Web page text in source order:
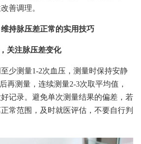
善调理。
持脉压差正常的实用技巧
关注脉压差变化
少测量1-2次血压，测量时保持安静
再测量，连续测量2-3次取平均值，
记录。避免单次测量结果的偏差，若
常范围，及时就医评估，不要自行判